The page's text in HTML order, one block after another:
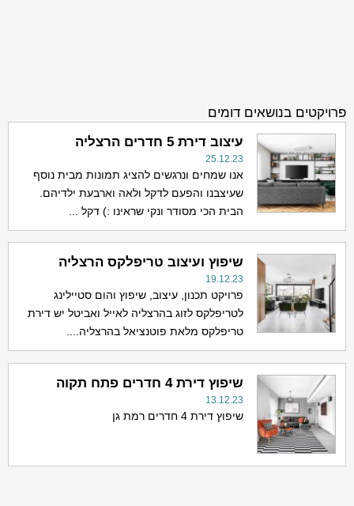
פרויקטים בנושאים דומים
עיצוב דירת 5 חדרים הרצליה
25.12.23
אנו שמחים ונרגשים להציג תמונות מבית נוסף
שעיצבנו והפעם לדקל ולאה וארבעת ילדיהם.
הבית הכי מסודר ונקי שראינו :) דקל ...
שיפוץ ועיצוב טריפלקס הרצליה
19.12.23
פרויקט תכנון, עיצוב, שיפוץ והום סטיילינג
לטריפלקס לזוג בהרצליה לאייל ואביטל יש דירת
טריפלקס מלאת פוטנציאל בהרצליה....
שיפוץ דירת 4 חדרים פתח תקוה
13.12.23
שיפוץ דירת 4 חדרים רמת גן